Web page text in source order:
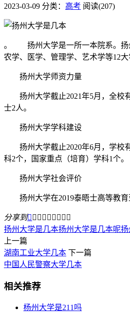
2023-03-09 分类： 高考 阅读(207)
。 扬州大学是一所一本院系。扬州
农学、医学、管理学、艺术学等12大
扬州大学师资力量
扬州大学截止2021年5月，全校有
士2人。
扬州大学学科建设
扬州大学截止2020年6月，学校有
科2个，国家重点（培育）学科1个。
扬州大学社会评价
扬州大学在2019泰晤士高等教育
分享到        
扬州大学是几本扬州大学是几本呢扬
上一篇
湖南工业大学几本 下一篇
中国人民警察大学几本
相关推荐
杨州大学是211吗